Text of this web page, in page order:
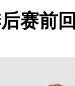
赛前